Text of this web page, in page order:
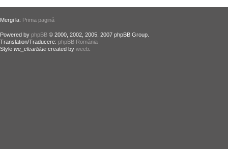
Mergi la: Prima pagină
Powered by phpBB © 2000, 2002, 2005, 2007 phpBB Group.
Translation/Traducere: phpBB România
Style we_clearblue created by weeb